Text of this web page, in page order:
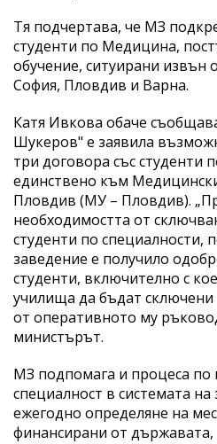
Тя подчертава, че МЗ
студенти по Медицина,
обучение, ситуирани извън
София, Пловдив и Варна.
Катя Ивкова обаче
Шукеров" е заявила
три договора със студенти
единствено към
Пловдив (МУ – Пловдив).
необходимостта от
студенти по специалности,
заведение е получило
студенти, включително с
училища да бъдат
от оперативното му
министърът.
МЗ подпомага и процеса по
специалност в системата
ежегодно определяне на
финансирани от